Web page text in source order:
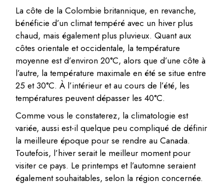
La côte de la Colombie britannique, en revanche,
bénéficie d’un climat tempéré avec un hiver plus
chaud, mais également plus pluvieux. Quant aux
côtes orientale et occidentale, la température
moyenne est d’environ 20°C, alors que d’une côte à
l’autre, la température maximale en été se situe entre
25 et 30°C. À l’intérieur et au cours de l’été, les
températures peuvent dépasser les 40°C.
Comme vous le constaterez, la climatologie est
variée, aussi est-il quelque peu compliqué de définir
la meilleure époque pour se rendre au Canada.
Toutefois, l’hiver serait le meilleur moment pour
visiter ce pays. Le printemps et l’automne seraient
également souhaitables, selon la région concernée.